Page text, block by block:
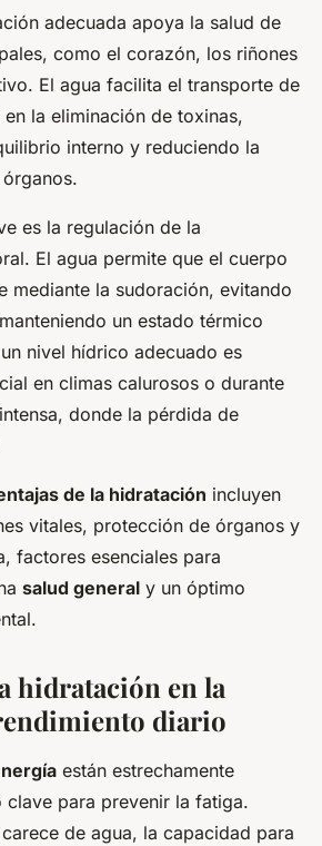
adecuada apoya la salud de
como el corazón, los riñones
El agua facilita el transporte de
la eliminación de toxinas,
interno y reduciendo la
es la regulación de la
El agua permite que el cuerpo
mediante la sudoración, evitando
un estado térmico
nivel hídrico adecuado es
en climas calurosos o durante
donde la pérdida de
de la hidratación incluyen
vitales, protección de órganos y
factores esenciales para
salud general y un óptimo
hidratación en la
diario
están estrechamente
clave para prevenir la fatiga.
de agua, la capacidad para